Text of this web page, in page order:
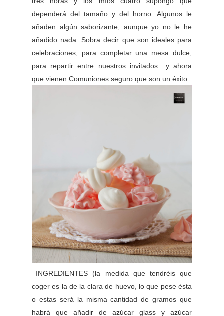
dependerá del tamaño y del horno. Algunos le
añaden algún saborizante, aunque yo no le he
añadido nada. Sobra decir que son ideales para
celebraciones, para completar una mesa dulce,
para repartir entre nuestros invitados....y ahora
que vienen Comuniones seguro que son un éxito.
INGREDIENTES (la medida que tendréis que
coger es la de la clara de huevo, lo que pese ésta
o estas será la misma cantidad de gramos que
habrá que añadir de azúcar glass y azúcar